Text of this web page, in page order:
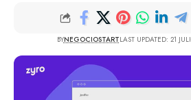
BYNEGOCIOSTARTLAST UPDATED: 21